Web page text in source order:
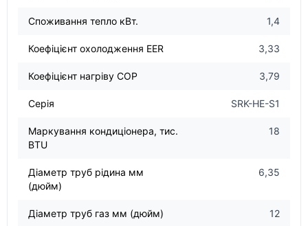
Споживання тепло кВт. 1,4
Коефіцієнт охолодження EER 3,33
Коефіцієнт нагріву COP 3,79
Серія SRK-HE-S1
Маркування кондиціонера, тис.
BTU
18
Діаметр труб рідина мм
(дюйм)
6,35
Діаметр труб газ мм (дюйм) 12